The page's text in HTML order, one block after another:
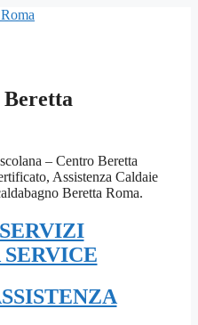
Beretta
– Centro Beretta
Assistenza Caldaie
Beretta Roma.